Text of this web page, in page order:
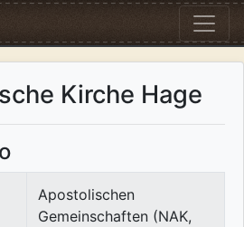
Kirche Hage
Apostolischen
Gemeinschaften (NAK,